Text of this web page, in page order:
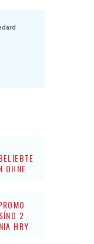
OHNE
2
HRY